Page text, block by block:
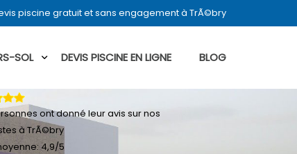
piscine gratuit et sans engagement à TrÃ©bry
SOL DEVIS PISCINE EN LIGNE BLOG
ont donné leuravis sur nos
à TrÃ©bry
4,9/5